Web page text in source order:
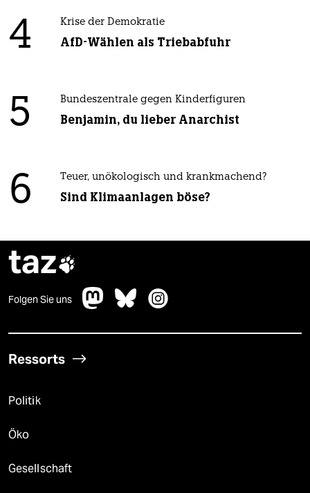
4 Krise der Demokratie
AfD-Wählen als Triebabfuhr
5 Bundeszentrale gegen Kinderfiguren
Benjamin, du lieber Anarchist
6 Teuer, unökologisch und krankmachend?
Sind Klimaanlagen böse?
taz
Folgen Sie uns
Ressorts
Politik
Öko
Gesellschaft